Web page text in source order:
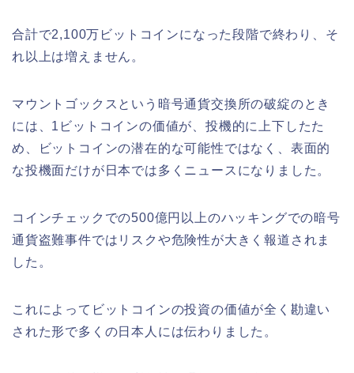
合計で2,100万ビットコインになった段階で終わり、そ
れ以上は増えません。
マウントゴックスという暗号通貨交換所の破綻のとき
には、1ビットコインの価値が、投機的に上下したた
め、ビットコインの潜在的な可能性ではなく、表面的
な投機面だけが日本では多くニュースになりました。
コインチェックでの500億円以上のハッキングでの暗号
通貨盗難事件ではリスクや危険性が大きく報道されま
した。
これによってビットコインの投資の価値が全く勘違い
された形で多くの日本人には伝わりました。